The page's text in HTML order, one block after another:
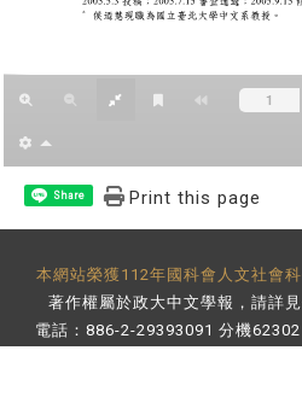
Share Print this page
本網站榮獲112年國科會人文社會
著作權屬於政大中文學報，請詳見
電話：886-2-29393091 分機